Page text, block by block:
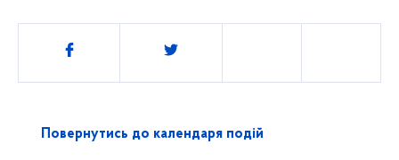
Поділитись
Повернутись до календаря подій